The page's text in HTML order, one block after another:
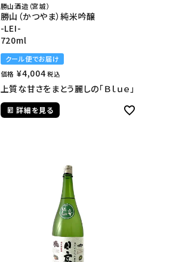
勝山酒造（宮城）
勝山（かつやま）純米吟醸
-LEI-
720ml
クール便でお届け
価格 ¥4,004 税込
上質な甘さをまとう麗しの「Ｂｌｕｅ」
詳細を見る